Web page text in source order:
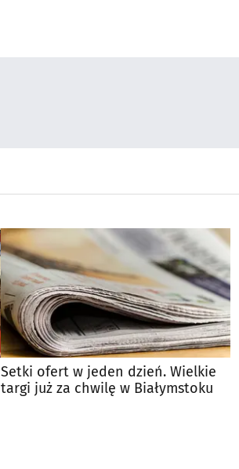
Setki ofert w jeden dzień. Wielkie
targi już za chwilę w Białymstoku